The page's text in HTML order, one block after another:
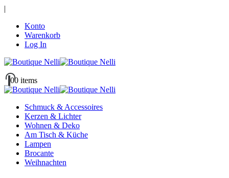
|
Konto
Warenkorb
Log In
00 items
Schmuck & Accessoires
Kerzen & Lichter
Wohnen & Deko
Am Tisch & Küche
Lampen
Brocante
Weihnachten